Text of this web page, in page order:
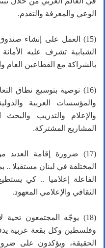
الوعي والمعرفة والتقدم.
(15) العمل على إنشاء
الشبابية تشرف عليه
بالشراكة مع القطاعين العام
(16) توصية بتوسيع نطاق
والمؤسسات العربية
والإعلام والتدريب والبحث
المشاريع المشتركة.
(17) ضرورة إقامة العديد
المختلفة في لبنان مستقبلا ..
الفاعلة إعلاميا .. كي
الثقافي والإعلامي المعهود.
(18) يوجّه المجتمعون
وفلسطين وكل بقعة عربية
الحقيقة، ويؤكدون على